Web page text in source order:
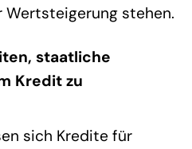
Wertsteigerung stehen.
staatliche
Kredit zu
sich Kredite für